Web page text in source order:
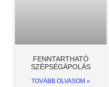
FENNTARTHATÓ
SZÉPSÉGÁPOLÁS
TOVÁBB OLVASOM »